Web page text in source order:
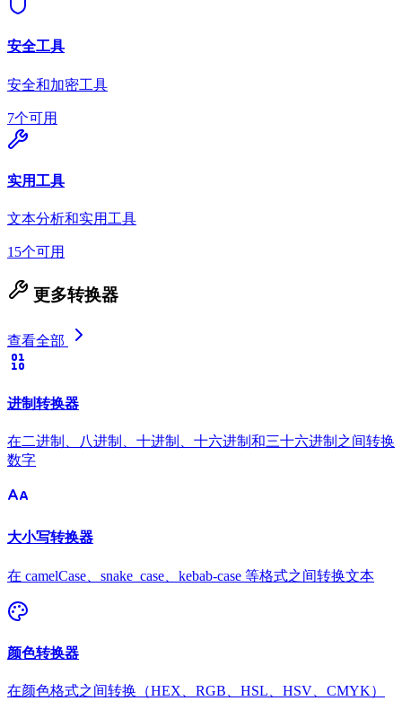
安全工具
安全和加密工具
7个可用
实用工具
文本分析和实用工具
15个可用
更多转换器
查看全部
进制转换器
在二进制、八进制、十进制、十六进制和三十六进制之间转换
数字
大小写转换器
在 camelCase、snake_case、kebab-case 等格式之间转换文本
颜色转换器
在颜色格式之间转换（HEX、RGB、HSL、HSV、CMYK）